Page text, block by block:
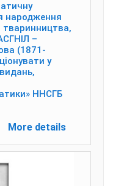
народження
тваринництва,
–
(1871-
у
ННСГБ
More details